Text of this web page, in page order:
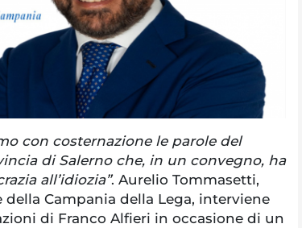
con costernazione le parole del
di Salerno che, in un convegno, ha
all’idiozia”. Aurelio Tommasetti,
Campania della Lega, interviene
di Franco Alfieri in occasione di un